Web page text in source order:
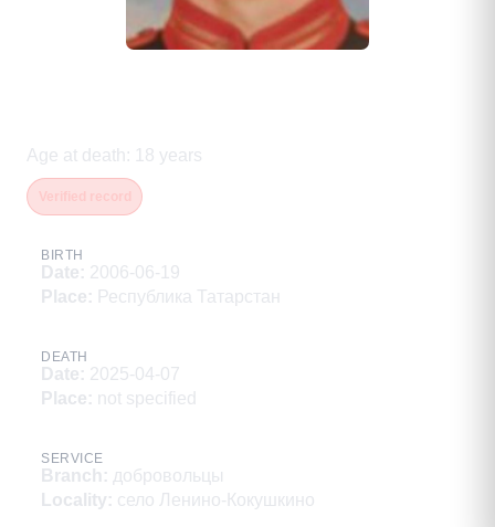
Age at death : 18 years
BIRTH
Date: 2006-06-19
Place: Республика Татарстан
DEATH
Date: 2025-04-07
Place: not specified
SERVICE
Branch : добровольцы
Locality: село Ленино-Кокушкино